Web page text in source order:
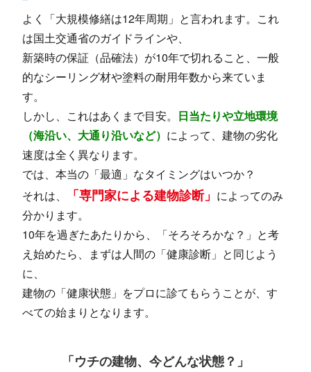
よく「大規模修繕は12年周期」と言われます。これ
は国土交通省のガイドラインや、
新築時の保証（品確法）が10年で切れること、一般
的なシーリング材や塗料の耐用年数から来ていま
す。
しかし、これはあくまで目安。 日当たりや立地環境
（海沿い、大通り沿いなど） によって、建物の劣化
速度は全く異なります。
では、本当の「最適」なタイミングはいつか？
それは、
「専門家による建物診断」 によってのみ
分かります。
10年を過ぎたあたりから、「そろそろかな？」と考
え始めたら、まずは人間の「健康診断」と同じよう
に、
建物の「健康状態」をプロに診てもらうことが、す
べての始まりとなります。
「ウチの建物、今どんな状態？」